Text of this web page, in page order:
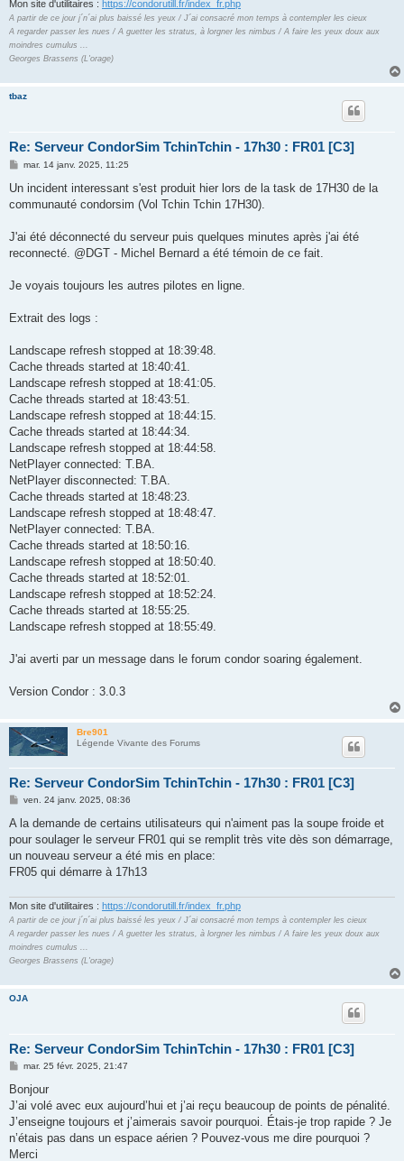
Mon site d'utilitaires : https://condorutill.fr/index_fr.php
A partir de ce jour j´n´ai plus baissé les yeux / J´ai consacré mon temps à contempler les cieux
A regarder passer les nues / A guetter les stratus, à lorgner les nimbus / A faire les yeux doux aux
moindres cumulus ...
Georges Brassens (L'orage)
tbaz
Re: Serveur CondorSim TchinTchin - 17h30 : FR01 [C3]
M
s
a
mar. 14 janv. 2025, 11:25
Un incident interessant s'est produit hier lors de la task de 17H30 de la
communauté condorsim (Vol Tchin Tchin 17H30).
J'ai été déconnecté du serveur puis quelques minutes après j'ai été
reconnecté. @DGT - Michel Bernard a été témoin de ce fait.
Je voyais toujours les autres pilotes en ligne.
Extrait des logs :
Landscape refresh stopped at 18:39:48.
Cache threads started at 18:40:41.
Landscape refresh stopped at 18:41:05.
Cache threads started at 18:43:51.
Landscape refresh stopped at 18:44:15.
Cache threads started at 18:44:34.
Landscape refresh stopped at 18:44:58.
NetPlayer connected: T.BA.
NetPlayer disconnected: T.BA.
Cache threads started at 18:48:23.
Landscape refresh stopped at 18:48:47.
NetPlayer connected: T.BA.
Cache threads started at 18:50:16.
Landscape refresh stopped at 18:50:40.
Cache threads started at 18:52:01.
Landscape refresh stopped at 18:52:24.
Cache threads started at 18:55:25.
Landscape refresh stopped at 18:55:49.
J'ai averti par un message dans le forum condor soaring également.
Version Condor : 3.0.3
Bre901
Légende Vivante des Forums
Re: Serveur CondorSim TchinTchin - 17h30 : FR01 [C3]
M
s
a
g
ven. 24 janv. 2025, 08:36
A la demande de certains utilisateurs qui n'aiment pas la soupe froide et
pour soulager le serveur FR01 qui se remplit très vite dès son démarrage,
un nouveau serveur a été mis en place:
FR05 qui démarre à 17h13
Mon site d'utilitaires : https://condorutill.fr/index_fr.php
A partir de ce jour j´n´ai plus baissé les yeux / J´ai consacré mon temps à contempler les cieux
A regarder passer les nues / A guetter les stratus, à lorgner les nimbus / A faire les yeux doux aux
moindres cumulus ...
Georges Brassens (L'orage)
OJA
Re: Serveur CondorSim TchinTchin - 17h30 : FR01 [C3]
M
s
a
g
mar. 25 févr. 2025, 21:47
Bonjour
J’ai volé avec eux aujourd’hui et j’ai reçu beaucoup de points de pénalité.
J’enseigne toujours et j’aimerais savoir pourquoi. Étais-je trop rapide ? Je
n’étais pas dans un espace aérien ? Pouvez-vous me dire pourquoi ?
Merci